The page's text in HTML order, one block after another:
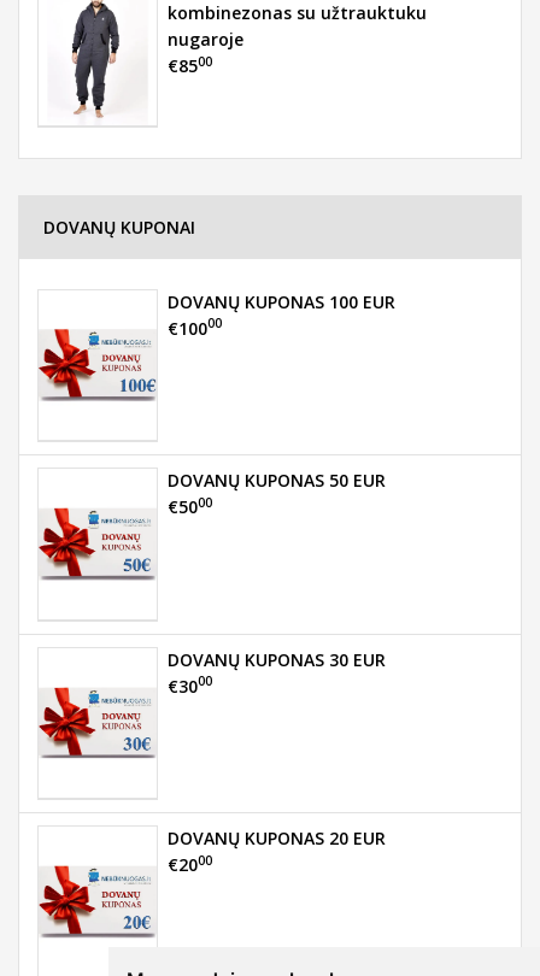
kombinezonas su užtrauktuku
nugaroje
€8500
DOVANŲ KUPONAI
DOVANŲ KUPONAS 100 EUR
€10000
DOVANŲ KUPONAS 50 EUR
€5000
DOVANŲ KUPONAS 30 EUR
€3000
DOVANŲ KUPONAS 20 EUR
€2000